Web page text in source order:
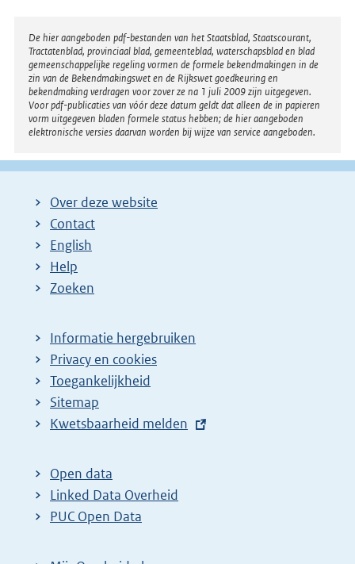
n
e
l
i
n
k
:
Disclaimer
De hier aangeboden pdf-bestanden van het Staatsblad, Staatscourant,
Tractatenblad, provinciaal blad, gemeenteblad, waterschapsblad en blad
gemeenschappelijke regeling vormen de formele bekendmakingen in de
zin van de Bekendmakingswet en de Rijkswet goedkeuring en
bekendmaking verdragen voor zover ze na 1 juli 2009 zijn uitgegeven.
Voor pdf-publicaties van vóór deze datum geldt dat alleen de in papieren
vorm uitgegeven bladen formele status hebben; de hier aangeboden
elektronische versies daarvan worden bij wijze van service aangeboden.
Over deze website
Contact
English
Help
Zoeken
Informatie hergebruiken
Privacy en cookies
Toegankelijkheid
Sitemap
E
t
e
r
Kwetsbaarheid melden
Open data
Linked Data Overheid
PUC Open Data